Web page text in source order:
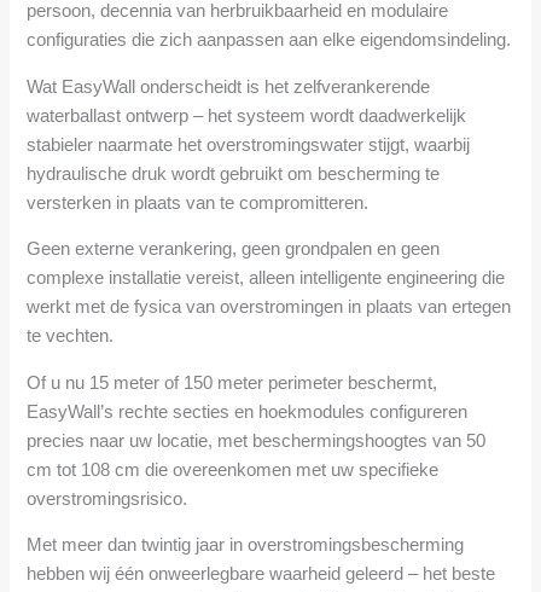
persoon, decennia van herbruikbaarheid en modulaire
configuraties die zich aanpassen aan elke eigendomsindeling.
Wat EasyWall onderscheidt is het zelfverankerende
waterballast ontwerp – het systeem wordt daadwerkelijk
stabieler naarmate het overstromingswater stijgt, waarbij
hydraulische druk wordt gebruikt om bescherming te
versterken in plaats van te compromitteren.
Geen externe verankering, geen grondpalen en geen
complexe installatie vereist, alleen intelligente engineering die
werkt met de fysica van overstromingen in plaats van ertegen
te vechten.
Of u nu 15 meter of 150 meter perimeter beschermt,
EasyWall’s rechte secties en hoekmodules configureren
precies naar uw locatie, met beschermingshoogtes van 50
cm tot 108 cm die overeenkomen met uw specifieke
overstromingsrisico.
Met meer dan twintig jaar in overstromingsbescherming
hebben wij één onweerlegbare waarheid geleerd – het beste